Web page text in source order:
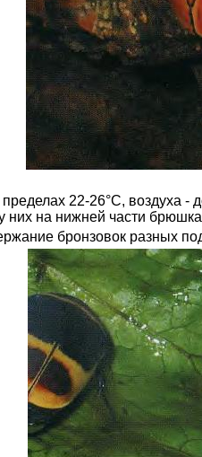
22-26°С, воздуха
них на нижней части
бронзовок разных